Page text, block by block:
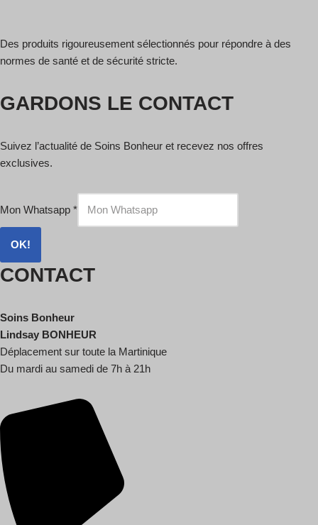
Des produits rigoureusement sélectionnés pour répondre à des
normes de santé et de sécurité stricte.
GARDONS LE CONTACT
Suivez l’actualité de Soins Bonheur et recevez nos offres
exclusives.
Mon Whatsapp *
OK!
CONTACT
Soins Bonheur
Lindsay BONHEUR
Déplacement sur toute la Martinique
Du mardi au samedi de 7h à 21h